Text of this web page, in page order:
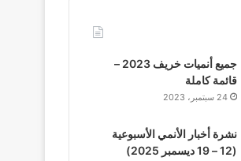
جميع أنميات خريف 2023 –
قائمة كاملة
24 سبتمبر، 2023
نشرة أخبار الأنمي الأسبوعية
(12 – 19 ديسمبر 2025)